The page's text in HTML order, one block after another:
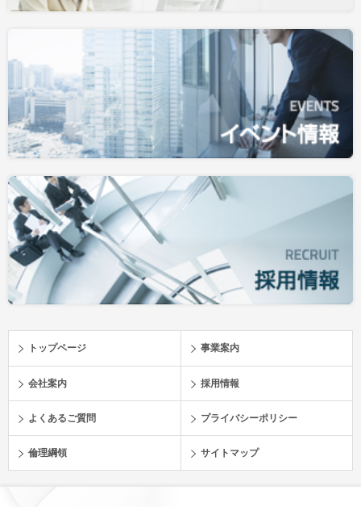
トップページ 事業案内
会社案内 採用情報
よくあるご質問 プライバシーポリシー
倫理綱領 サイトマップ